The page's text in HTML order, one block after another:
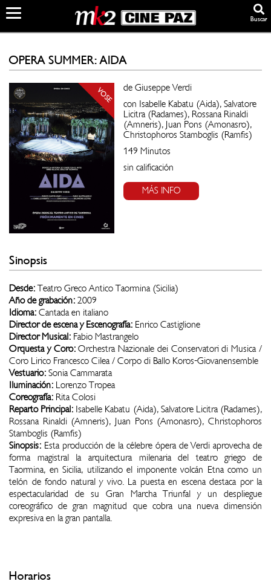
Buscar
OPERA SUMMER: AIDA
VOSE
de Giuseppe Verdi
con Isabelle Kabatu (Aida), Salvatore
Licitra (Radames), Rossana Rinaldi
(Amneris), Juan Pons (Amonasro),
Christophoros Stamboglis (Ramfis)
149 Minutos
sin calificación
MÁS INFO
Sinopsis
Desde:Teatro Greco Antico Taormina (Sicilia)
Año de grabación: 2009
Idioma: Cantada en italiano
Director de escena y Escenografía: Enrico Castiglione
Director Musical: Fabio Mastrangelo
Orquesta y Coro:Orchestra Nazionale dei Conservatori di Musica /
Coro Lirico Francesco Cilea / Corpo di Ballo Koros-Giovanensemble
Vestuario: Sonia Cammarata
Iluminación: Lorenzo Tropea
Coreografía: Rita Colosi
Reparto Principal: Isabelle Kabatu (Aida), Salvatore Licitra (Radames),
Rossana Rinaldi (Amneris), Juan Pons (Amonasro), Christophoros
Stamboglis (Ramfis)
Sinopsis: Esta producción de la célebre ópera de Verdi aprovecha de
forma magistral la arquitectura milenaria del teatro griego de
Taormina, en Sicilia, utilizando el imponente volcán Etna como un
telón de fondo natural y vivo. La puesta en escena destaca por la
espectacularidad de su Gran Marcha Triunfal y un despliegue
coreográfico de gran magnitud que cobra una nueva dimensión
expresiva en la gran pantalla.
Horarios